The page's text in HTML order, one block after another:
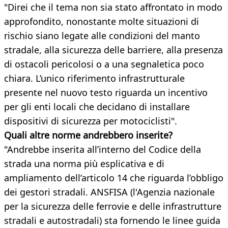
"Direi che il tema non sia stato affrontato in modo
approfondito, nonostante molte situazioni di
rischio siano legate alle condizioni del manto
stradale, alla sicurezza delle barriere, alla presenza
di ostacoli pericolosi o a una segnaletica poco
chiara. L’unico riferimento infrastrutturale
presente nel nuovo testo riguarda un incentivo
per gli enti locali che decidano di installare
dispositivi di sicurezza per motociclisti".
Quali altre norme andrebbero inserite?
"Andrebbe inserita all’interno del Codice della
strada una norma più esplicativa e di
ampliamento dell’articolo 14 che riguarda l’obbligo
dei gestori stradali. ANSFISA (l'Agenzia nazionale
per la sicurezza delle ferrovie e delle infrastrutture
stradali e autostradali) sta fornendo le linee guida